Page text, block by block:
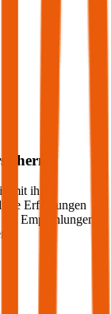
mit ihrer
Erfahrungen
Empfehlungen